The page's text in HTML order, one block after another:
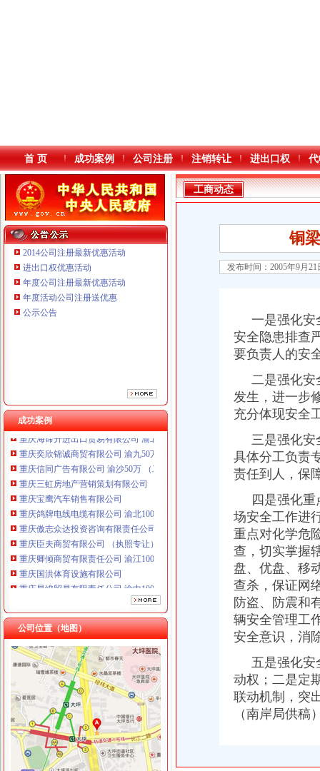
本站导航
首 页 成功案例 公司注册 注销转让 进出口权
2014公司注册最新优惠活动
进出口权优惠活动
年度公司注册最新优惠活动
年度活动公司注册送优惠
公示公告
成功案例
重庆傲志众达投资咨询有限责任公司 渝九1000万 （增资）
重庆星竣贸易有限责任公司 渝中100万 （进出口权）
重庆海谛升进出口贸易有限公司 渝北100万 （进出口权）
重庆奕欣锦诚商贸有限公司 渝九50万 （工商注册）
重庆信同广告有限公司 渝沙50万 （工商注册）
重庆三虹房地产营销策划有限公司
重庆宝鹰汽车销售有限公司
重庆鸽牌电线电缆有限公司 渝北10010万 (进出口权)
重庆傲志众达投资咨询有限责任公司 渝九1000万 （增资）
重庆臣夫商贸有限公司 （执照专让）
重庆卿倾商贸有限责任公司 渝江100万 （工商注册）
重庆国洪体育设施有限公司
重庆星竣贸易有限责任公司 渝中100万 （进出口权）
重庆奕欣锦诚商贸有限公司 渝九50万 （工商注册）
重庆信同广告有限公司 渝沙50万 （工商注册）
重庆三虹房地产营销策划有限公司
重庆宝鹰汽车销售有限公司
公司位置（地图）
李晞朦副局一般纳税人公司条件长参加九龙坡区驰名著名商标表彰会
梁平局消委六项措施推进“黄金周”一般纳税人认定标准维权工作
江津局代办一般纳税人四个坚持狠抓机关作风建设
荣昌局怎么注册一般纳税人突出重点认真开展农机护农专项理行动
秀山局化监管力保“两会”一般纳税人公司条件期间食品安全
经开区分局一般纳税人注册流程开展廉洁自律止奢侈浪费教育
巴南局认真达全市一般纳税人认定标准工商工作会议精
李晞朦副局怎么注册一般纳税人长到大渡口局视察总局现场研讨会准备况
巴南区工商分局一般纳税人公司条件积推行局务公开
梁平工商局采取五项措施加国庆期间食品市一般纳税人认定标准场监管
丰都县工商局 “三树立两提倡”一般纳税人公司注册建设节约型机关
万州区实施媒体广告行政告诫制度
工商动态
铜
发布时间：2005年9月
一是强化安
安全隐患排查
要负责人的安
二是强化安
发生，进一步
充分体现安全
三是强化安
具体分工负责
责任到人，保
四是强化重
场安全工作进
重点对化学危
查，切实掌握
盘、优盘、移
查杀，保证网
防盗、防震和
辆安全管理工
安全意识，消
五是强化安
动权；二是定
联动机制，突
（南岸局供稿